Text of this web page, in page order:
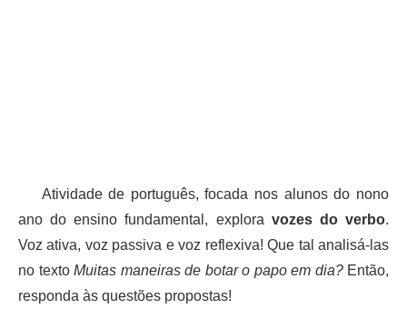
Atividade de português, focada nos alunos do nono
ano do ensino fundamental, explora vozes do verbo.
Voz ativa, voz passiva e voz reflexiva! Que tal analisá-las
no textoMuitas maneiras de botar o papo em dia? Então,
responda às questões propostas!